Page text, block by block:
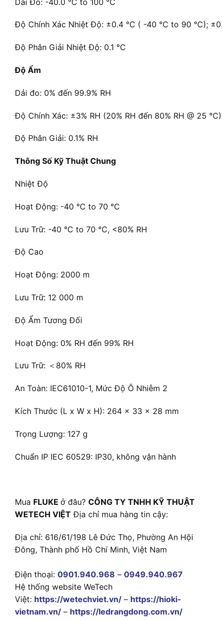
Độ Chính Xác Nhiệt Độ: ±0.4 °C ( -40 °C to 90 °C);
Độ Phân Giải Nhiệt Độ: 0.1 °C
Độ Ẩm
Dải đo: 0% đến 99.9% RH
Độ Chính Xác: ±3% RH (20% RH đến 80% RH @ 25
Độ Phân Giải: 0.1% RH
Thông Số Kỹ Thuật Chung
Nhiệt Độ
Hoạt Động: -40 °C to 70 °C
Lưu Trữ: -40 °C to 70 °C, <80% RH
Độ Cao
Hoạt Động: 2000 m
Lưu Trữ: 12 000 m
Độ Ẩm Tương Đối
Hoạt Động: 0% RH đến 99% RH
Lưu Trữ: ＜80% RH
An Toàn: IEC61010-1, Mức Độ Ô Nhiễm 2
Kích Thước (L x W x H): 264 × 33 × 28 mm
Trọng Lượng: 127 g
Chuẩn IP IEC 60529: IP30, không vận hành
Mua FLUKE ở đâu? CÔNG TY TNHH KỸ THUẬT
WETECH VIỆT Địa chỉ mua hàng tin cậy:
Địa chỉ: 616/61/198 Lê Đức Thọ, Phường An Hội
Đông, Thành phố Hồ Chí Minh, Việt Nam
Điện thoại: 0901.940.968 – 0949.940.967
Hệ thống website WeTech
Việt: https://wetechviet.vn/ – https://hioki-
vietnam.vn/ – https://ledrangdong.com.vn/